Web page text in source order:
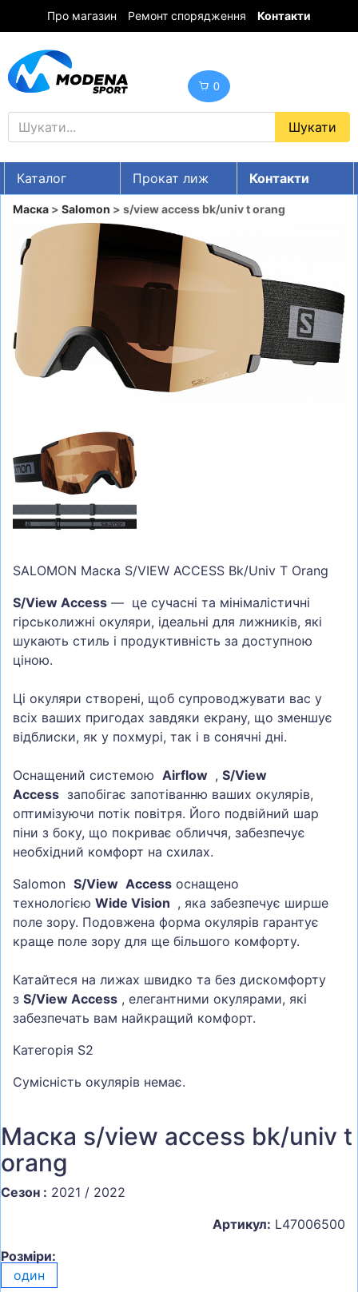
Про магазин Ремонт спорядження Контакти
0
Каталог Прокат лиж
Контакти
UA RU EN
Знижки
ГІРСЬКІ ЛИЖІ
СНОУБОРДИ
ВЗУТТЯ
СУМКИ
БІГ, ФІТНЕС, М'ЯЧІ
ВЕЛОСИПЕДИ
САМОКАТИ
ТЕНІС, БАДМІНТОН
ТУРИЗМ
Маска > Salomon > s/view access bk/univ t orang
SALOMON Маска S/VIEW ACCESS Bk/Univ T Orang
S/View Access — це сучасні та мінімалістичні
гірськолижні окуляри, ідеальні для лижників, які
шукають стиль і продуктивність за доступною
ціною.
Ці окуляри створені, щоб супроводжувати вас у
всіх ваших пригодах завдяки екрану, що зменшує
відблиски, як у похмурі, так і в сонячні дні.
Оснащений системою Airflow , S/View
Access запобігає запотіванню ваших окулярів,
оптимізуючи потік повітря. Його подвійний шар
піни з боку, що покриває обличчя, забезпечує
необхідний комфорт на схилах.
Salomon S/View Access оснащено
технологією Wide Vision , яка забезпечує ширше
поле зору. Подовжена форма окулярів гарантує
краще поле зору для ще більшого комфорту.
Катайтеся на лижах швидко та без дискомфорту
з S/View Access , елегантними окулярами, які
забезпечать вам найкращий комфорт.
Категорія S2
Сумісність окулярів немає.
Маска s/view access bk/univ t
orang
Сезон : 2021 / 2022
Артикул: L47006500
Розміри:
один